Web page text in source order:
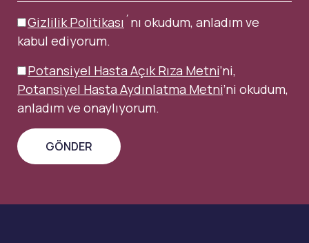
Gizlilik Politikası ´nı okudum, anladım ve
kabul ediyorum.
Potansiyel Hasta Açık Rıza Metni’ni,
Potansiyel Hasta Aydınlatma Metni’ni okudum,
anladım ve onaylıyorum.